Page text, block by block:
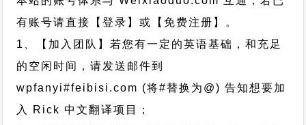
有账号请直接【登录】或【免费注册】。
1、【加入团队】若您有一定的英语基础，和充足
的空闲时间，请发送邮件到
wpfanyi#feibisi.com (将#替换为@) 告知想要加
入 Rick 中文翻译项目；